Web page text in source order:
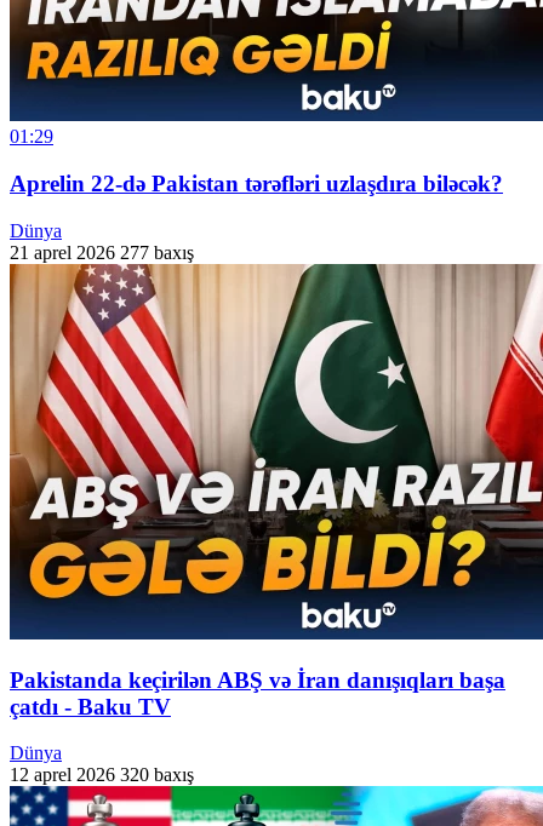
01:29
Aprelin 22-də Pakistan tərəfləri uzlaşdıra biləcək?
Dünya
21 aprel 2026 277 baxış
Pakistanda keçirilən ABŞ və İran danışıqları başa
çatdı - Baku TV
Dünya
12 aprel 2026 320 baxış